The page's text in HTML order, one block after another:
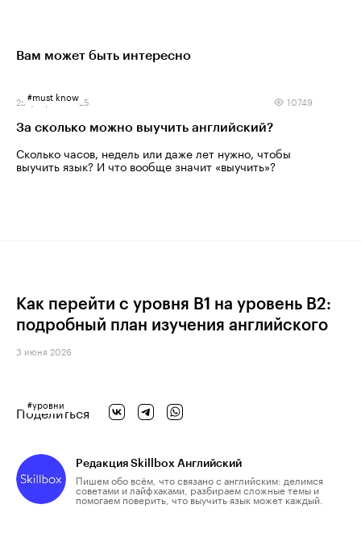
Вам может быть интересно
#must know
25 февраля 2025 10749
За сколько можно выучить английский?
Сколько часов, недель или даже лет нужно, чтобы
выучить язык? И что вообще значит «выучить»?
Как перейти с уровня B1 на уровень B2:
подробный план изучения английского
3 июня 2026
#уровни
Поделиться
Редакция Skillbox Английский
Пишем обо всём, что связано с английским: делимся
советами и лайфхаками, разбираем сложные темы и
помогаем поверить, что выучить язык может каждый.